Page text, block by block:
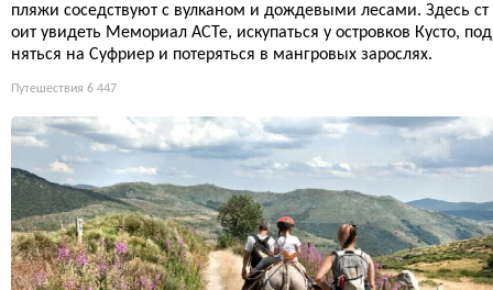
пляжи соседствуют с вулканом и дождевыми лесами. Здесь ст
оит увидеть Мемориал ACTe, искупаться у островков Кусто, под
няться на Суфриер и потеряться в мангровых зарослях.
Путешествия 6 447